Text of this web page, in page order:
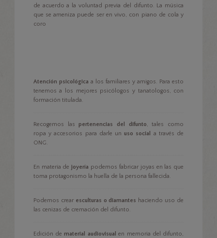
de acuerdo a la voluntad previa del difunto. La música
que se ameniza puede ser en vivo, con piano de cola y
coro
Atención psicológica a los familiares y amigos. Para esto
tenemos a los mejores psicólogos y tanatologos, con
formación titulada.
Recogemos las pertenencias del difunto, tales como
ropa y accesorios para darle un uso social
a través de
ONG.
En materia dejoyería podemos fabricar joyas en las que
toma protagonismo la huella de la persona fallecida.
Podemos crear esculturas o diamantes haciendo uso de
las cenizas de cremación del difunto.
Edición de material audiovisual
en memoria del difunto,